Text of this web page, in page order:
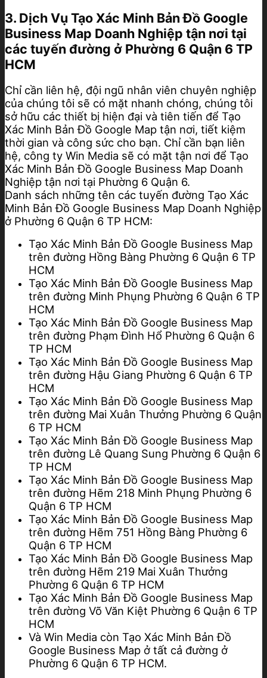
3. Dịch Vụ Tạo Xác Minh Bản Đồ Google
Business Map Doanh Nghiệp tận nơi tại
các tuyến đường ở Phường 6 Quận 6 TP
HCM
Chỉ cần liên hệ, đội ngũ nhân viên chuyên nghiệp
của chúng tôi sẽ có mặt nhanh chóng, chúng tôi
sở hữu các thiết bị hiện đại và tiên tiến để Tạo
Xác Minh Bản Đồ Google Map tận nơi, tiết kiệm
thời gian và công sức cho bạn. Chỉ cần bạn liên
hệ, công ty Win Media sẽ có mặt tận nơi để Tạo
Xác Minh Bản Đồ Google Business Map Doanh
Nghiệp tận nơi tại Phường 6 Quận 6.
Danh sách những tên các tuyến đường Tạo Xác
Minh Bản Đồ Google Business Map Doanh Nghiệp
ở Phường 6 Quận 6 TP HCM:
Tạo Xác Minh Bản Đồ Google Business Map
trên đường Hồng Bàng Phường 6 Quận 6 TP
HCM
Tạo Xác Minh Bản Đồ Google Business Map
trên đường Minh Phụng Phường 6 Quận 6 TP
HCM
Tạo Xác Minh Bản Đồ Google Business Map
trên đường Phạm Đình Hổ Phường 6 Quận 6
TP HCM
Tạo Xác Minh Bản Đồ Google Business Map
trên đường Hậu Giang Phường 6 Quận 6 TP
HCM
Tạo Xác Minh Bản Đồ Google Business Map
trên đường Mai Xuân Thưởng Phường 6 Quận
6 TP HCM
Tạo Xác Minh Bản Đồ Google Business Map
trên đường Lê Quang Sung Phường 6 Quận 6
TP HCM
Tạo Xác Minh Bản Đồ Google Business Map
trên đường Hẽm 218 Minh Phụng Phường 6
Quận 6 TP HCM
Tạo Xác Minh Bản Đồ Google Business Map
trên đường Hẽm 751 Hồng Bàng Phường 6
Quận 6 TP HCM
Tạo Xác Minh Bản Đồ Google Business Map
trên đường Hẽm 219 Mai Xuân Thưởng
Phường 6 Quận 6 TP HCM
Tạo Xác Minh Bản Đồ Google Business Map
trên đường Võ Văn Kiệt Phường 6 Quận 6 TP
HCM
Và Win Media còn Tạo Xác Minh Bản Đồ
Google Business Map ở tất cả đường ở
Phường 6 Quận 6 TP HCM.